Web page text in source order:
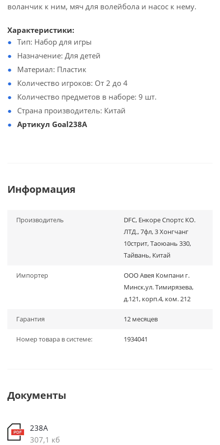
воланчик к ним, мяч для волейбола и насос к нему.
Характеристики:
Тип: Набор для игры
Назначение: Для детей
Материал: Пластик
Количество игроков: От 2 до 4
Количество предметов в наборе: 9 шт.
Страна производитель: Китай
Артикул Goal238A
Информация
Производитель
DFC, Енкоре Спортс КО.
ЛТД., 7фл, 3 Хонгчанг
10стрит, Таоюань 330,
Тайвань, Китай
Импортер
ООО Авея Компани г.
Минск,ул. Тимирязева,
д.121, корп.4, ком. 212
Гарантия 12 месяцев
Номер товара в системе: 1934041
Документы
238A
307,1 кб